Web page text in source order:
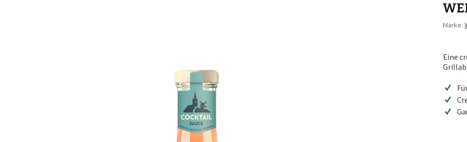
Marke:
Eine